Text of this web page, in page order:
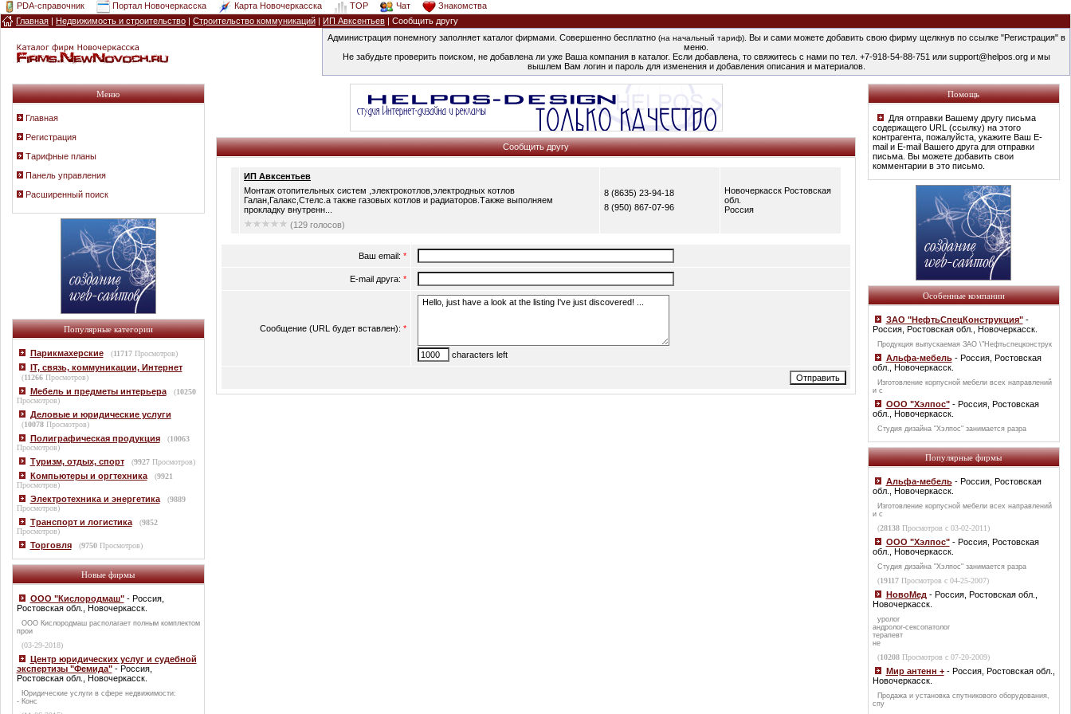
PDA-справочник Портал Новочеркасска Карта Новочеркасска TOP Чат
Знакомства
Главная | Недвижимость и строительство | Строительство коммуникаций | ИП Авксентьев | Сообщить другу
Администрация понемногу заполняет каталог фирмами. Совершенно бесплатно (на начальный тариф). Вы и сами можете добавить свою фирму щелкнув по ссылке "Регистрация" в
меню.
Не забудьте проверить поиском, не добавлена ли уже Ваша компания в каталог. Если добавлена, то свяжитесь с нами по тел. +7-918-54-88-751 или support@helpos.org и мы
вышлем Вам логин и пароль для изменения и добавления описания и материалов.
Меню
Главная
Регистрация
Тарифные планы
Панель управления
Расширенный поиск
Популярные категории
Парикмахерские (11717Просмотров)
IT, связь, коммуникации, Интернет
(11266Просмотров)
Мебель и предметы интерьера (10250
Просмотров)
Деловые и юридические услуги
(10078Просмотров)
Полиграфическая продукция (10063
Просмотров)
Туризм, отдых, спорт (9927Просмотров)
Компьютеры и оргтехника (9921
Просмотров)
Электротехника и энергетика (9889
Просмотров)
Транспорт и логистика (9852
Просмотров)
Торговля (9750Просмотров)
Новые фирмы
ООО "Кислородмаш"- Россия,
Ростовская обл., Новочеркасск.
ООО Кислородмаш располагает полным комплектом
прои
(03-29-2018)
Центр юридических услуг и судебной
экспертизы "Фемида"- Россия,
Ростовская обл., Новочеркасск.
Юридические услуги в сфере недвижимости:
- Конс
Сообщить другу
ИП Авксентьев
Монтаж отопительных систем ,электрокотлов,электродных котлов
Галан,Галакс,Стелс.а также газовых котлов и радиаторов.Также выполняем
прокладку внутренн...
(129 голосов)
8 (8635) 23-94-18
8 (950) 867-07-96
Новочеркасск Ростовская
обл.
Россия
Ваш email: *
E-mail друга: *
Сообщение (URL будет вставлен): *
characters left
Помощь
Для отправки Вашему другу письма
содержащего URL (ссылку) на этого
контрагента, пожалуйста, укажите Ваш E-
mail и E-mail Вашего друга для отправки
письма. Вы можете добавить свои
комментарии в это письмо.
Особенные компании
ЗАО "НефтьСпецКонструкция"-
Россия, Ростовская обл., Новочеркасск.
Продукция выпускаемая ЗАО \"Нефтьспецконструк
Альфа-мебель- Россия, Ростовская
обл., Новочеркасск.
Изготовление корпусной мебели всех направлений
и с
ООО "Хэлпос"- Россия, Ростовская
обл., Новочеркасск.
Студия дизайна "Хэлпос" занимается разра
Популярные фирмы
Альфа-мебель- Россия, Ростовская
обл., Новочеркасск.
Изготовление корпусной мебели всех направлений
и с
(28138Просмотров с 03-02-2011)
ООО "Хэлпос"- Россия, Ростовская
обл., Новочеркасск.
Студия дизайна "Хэлпос" занимается разра
(19117Просмотров с 04-25-2007)
НовоМед - Россия, Ростовская обл.,
Новочеркасск.
уролог
андролог-сексопатолог
терапевт
не
(10208Просмотров с 07-20-2009)
Мир антенн +- Россия, Ростовская обл.,
Новочеркасск.
Продажа и установка спутникового оборудования,
спу